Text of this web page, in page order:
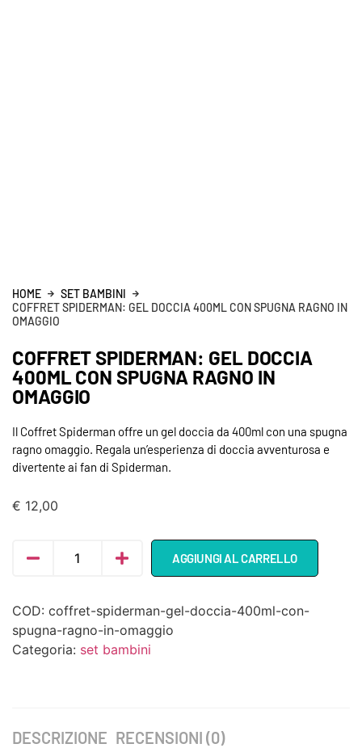
HOME
SET BAMBINI
COFFRET SPIDERMAN: GEL DOCCIA 400ML CON SPUGNA RAGNO IN
OMAGGIO
COFFRET SPIDERMAN: GEL DOCCIA
400ML CON SPUGNA RAGNO IN
OMAGGIO
Il Coffret Spiderman offre un gel doccia da 400ml con una spugna
ragno omaggio. Regala un’esperienza di doccia avventurosa e
divertente ai fan di Spiderman.
€ 12,00
AGGIUNGI AL CARRELLO
COD: coffret-spiderman-gel-doccia-400ml-con-
spugna-ragno-in-omaggio
Categoria: set bambini
DESCRIZIONE RECENSIONI (0)